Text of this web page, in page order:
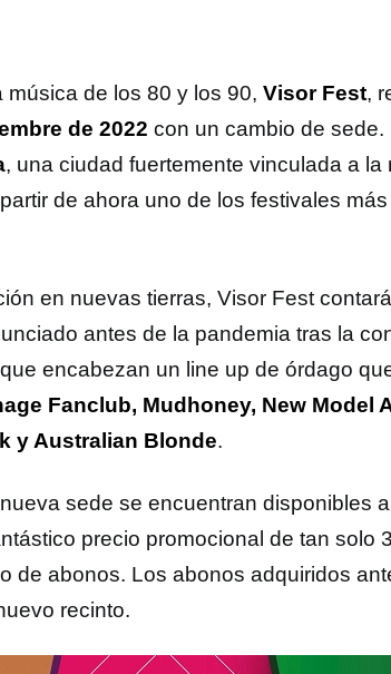
música de los 80 y los 90, Visor Fest,
de 2022 con un cambio de sede.
, una ciudad fuertemente vinculada a la
de ahora uno de los festivales
en nuevas tierras, Visor Fest
antes de la pandemia tras la
encabezan un line up de órdago
Fanclub, Mudhoney, New Model
y Australian Blonde.
sede se encuentran disponibles
precio promocional de tan solo
de abonos. Los abonos adquiridos
recinto.